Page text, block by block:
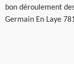
bon déroulement
Germain En Laye